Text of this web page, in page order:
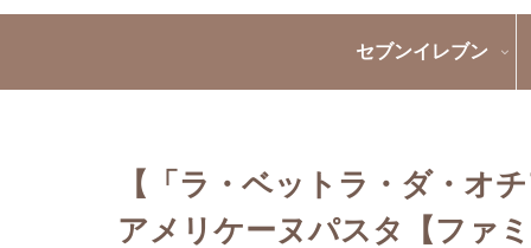
セブンイレブン
【「ラ・ベットラ・ダ・オ
アメリケーヌパスタ【ファ